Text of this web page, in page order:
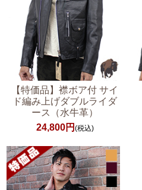
【特価品】襟ボア付 サイ
ド編み上げダブルライダ
ース（水牛革）
24,800円 (税込)